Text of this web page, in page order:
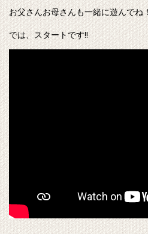
お父さんお母さんも一緒に遊んでね
では、スタートです!!